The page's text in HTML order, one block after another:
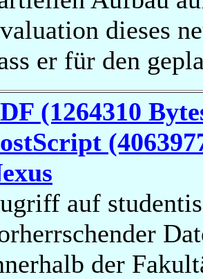
dieses
er für den
(1264310
auf
der